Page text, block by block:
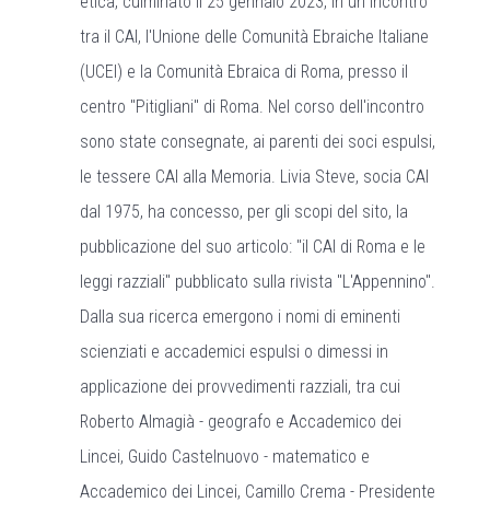
tra il CAI, l'Unione delle Comunità Ebraiche Italiane
(UCEI) e la Comunità Ebraica di Roma, presso il
centro "Pitigliani" di Roma. Nel corso dell'incontro
sono state consegnate, ai parenti dei soci espulsi,
le tessere CAI alla Memoria. Livia Steve, socia CAI
dal 1975, ha concesso, per gli scopi del sito, la
pubblicazione del suo articolo: "il CAI di Roma e le
leggi razziali" pubblicato sulla rivista "L'Appennino".
Dalla sua ricerca emergono i nomi di eminenti
scienziati e accademici espulsi o dimessi in
applicazione dei provvedimenti razziali, tra cui
Roberto Almagià - geografo e Accademico dei
Lincei, Guido Castelnuovo - matematico e
Accademico dei Lincei, Camillo Crema - Presidente